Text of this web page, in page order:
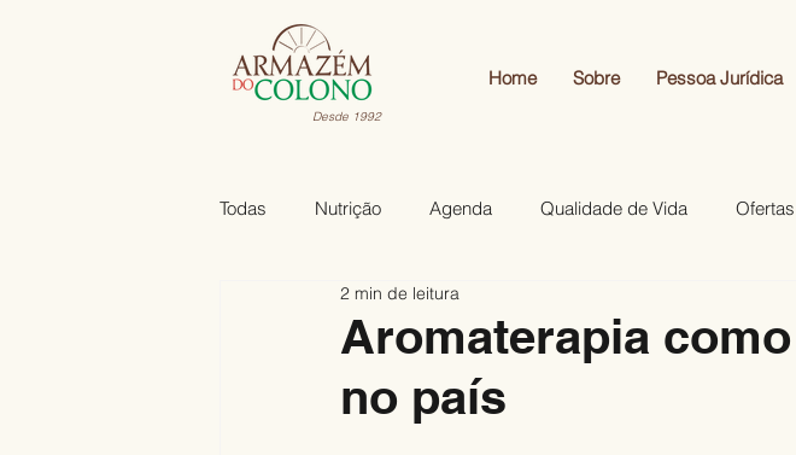
Home Sobre Pessoa Jurídica
Desde 1992
Todas Nutrição Agenda Qualidade de Vida Ofertas
Aromaterapia
no país
2 min de leitura